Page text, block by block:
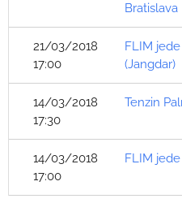
Bratislava
21/03/2018
17:00
FLIM
(Jangdar)
14/03/2018
17:30
Tenzin
14/03/2018
17:00
FLIM